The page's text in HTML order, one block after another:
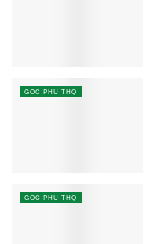
GÓC PHÚ THỌ
GÓC PHÚ THỌ